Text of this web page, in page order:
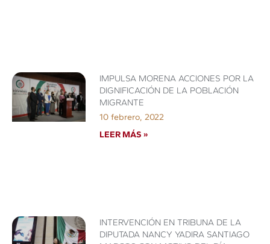
IMPULSA MORENA ACCIONES POR LA
DIGNIFICACIÓN DE LA POBLACIÓN
MIGRANTE
10 febrero, 2022
LEER MÁS »
INTERVENCIÓN EN TRIBUNA DE LA
DIPUTADA NANCY YADIRA SANTIAGO